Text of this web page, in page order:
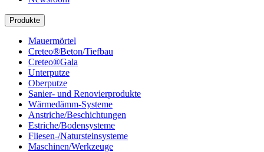
Produkte
Mauermörtel
Creteo®Beton/Tiefbau
Creteo®Gala
Unterputze
Oberputze
Sanier- und Renovierprodukte
Wärmedämm-Systeme
Anstriche/Beschichtungen
Estriche/Bodensysteme
Fliesen-/Natursteinsysteme
Maschinen/Werkzeuge